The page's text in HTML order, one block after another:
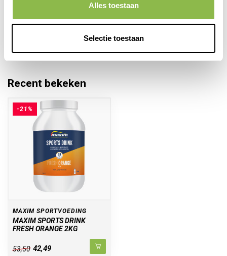
Alles toestaan
Selectie toestaan
Heb je vragen over dit product?
Of heb je hulp nodig bij het bestellen? Neem dan
info@sportievevoeding.nl. We helpen je graag!
Recent bekeken
-21%
MAXIM SPORTVOEDING
MAXIM SPORTS DRINK
FRESH ORANGE 2KG
53,50 42,49